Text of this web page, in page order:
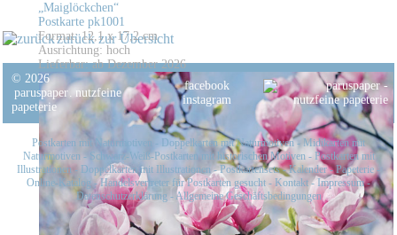
„Maiglöckchen“
Postkarte pk1001
Format: 12,1 x 17,2 cm
Ausrichtung: hoch
Lieferbar: ab Dezember 2026
zurück zur Übersicht
© 2026
paruspaper. nutzfeine
papeterie
facebook
instagram
Postkarten mit Naturmotiven - Doppelkarten mit Naturmotiven- Midikarten mit
Naturmotiven - Schwarz-Weiß-Postkarten mit historischen Motiven- Postkarten mit
Illustrationen - Doppelkarten mit Illustrationen-Postkartensets-Kalender-Papeterie -
Online-Katalog-Handelsvertreter für Postkarten gesucht - Kontakt-Impressum-
Datenschutzerklärung - Allgemeine Geschäftsbedingungen